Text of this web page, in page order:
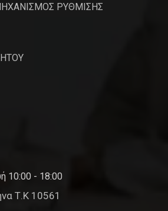
ΡΥΘΜΙΣΗΣ
10:00 - 18:00
Τ.Κ 10561